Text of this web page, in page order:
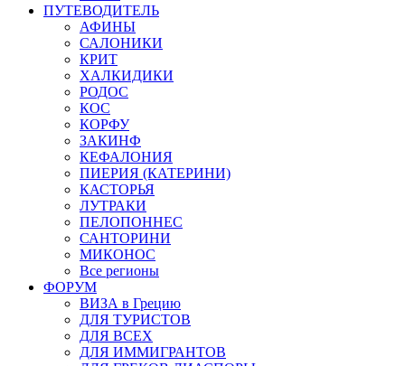
ПУТЕВОДИТЕЛЬ
АФИНЫ
САЛОНИКИ
КРИТ
ХАЛКИДИКИ
РОДОС
КОС
КОРФУ
ЗАКИНФ
КЕФАЛОНИЯ
ПИЕРИЯ (КАТЕРИНИ)
КАСТОРЬЯ
ЛУТРАКИ
ПЕЛОПОННЕС
САНТОРИНИ
МИКОНОС
Все регионы
ФОРУМ
ВИЗА в Грецию
ДЛЯ ТУРИСТОВ
ДЛЯ ВСЕХ
ДЛЯ ИММИГРАНТОВ